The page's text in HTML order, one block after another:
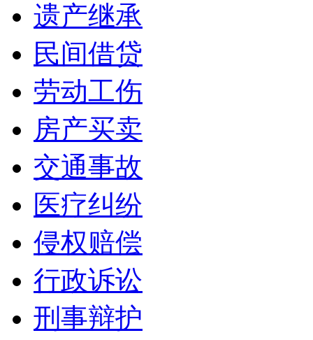
遗产继承
民间借贷
劳动工伤
房产买卖
交通事故
医疗纠纷
侵权赔偿
行政诉讼
刑事辩护